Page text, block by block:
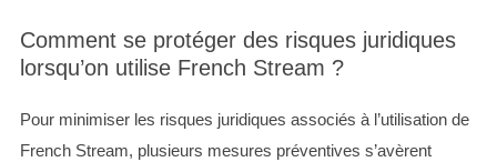
Comment se protéger des risques juridiques
lorsqu’on utilise French Stream ?
Pour minimiser les risques juridiques associés à l’utilisation de
French Stream, plusieurs mesures préventives s’avèrent